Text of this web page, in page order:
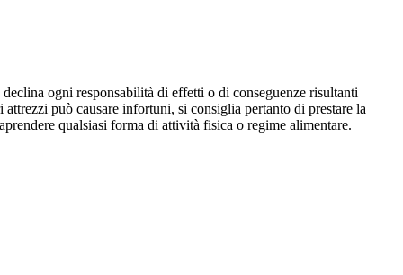
ogni responsabilità di effetti o di conseguenze risultanti
può causare infortuni, si consiglia pertanto di prestare la
qualsiasi forma di attività fisica o regime alimentare.